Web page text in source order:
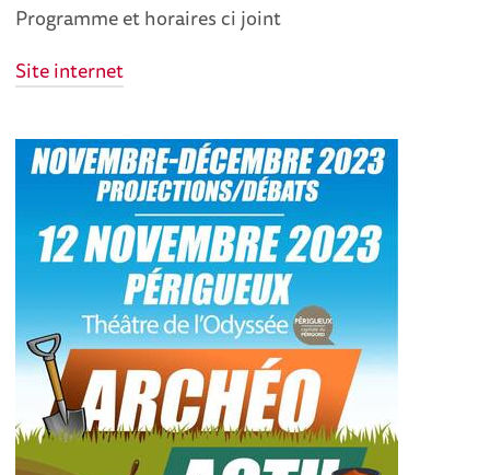
Programme et horaires ci joint
Site internet